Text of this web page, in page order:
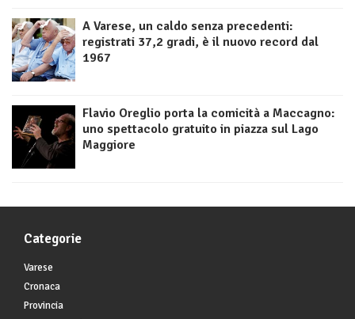
A Varese, un caldo senza precedenti:
registrati 37,2 gradi, è il nuovo record dal
1967
Flavio Oreglio porta la comicità a Maccagno:
uno spettacolo gratuito in piazza sul Lago
Maggiore
Categorie
Varese
Cronaca
Provincia